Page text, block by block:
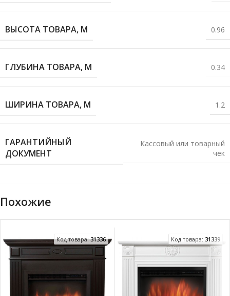
ВЫСОТА ТОВАРА, М 0.96
ГЛУБИНА ТОВАРА, М 0.34
ШИРИНА ТОВАРА, М 1.2
ГАРАНТИЙНЫЙ
ДОКУМЕНТ
Кассовый или товарный
чек
Похожие
Код товара:31336 Код товара: 31339